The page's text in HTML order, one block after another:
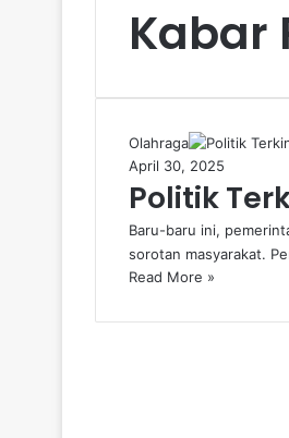
Kabar
Olahraga
April 30, 2025
Politik
Baru-baru ini,
sorotan masyarakat.
Read More »